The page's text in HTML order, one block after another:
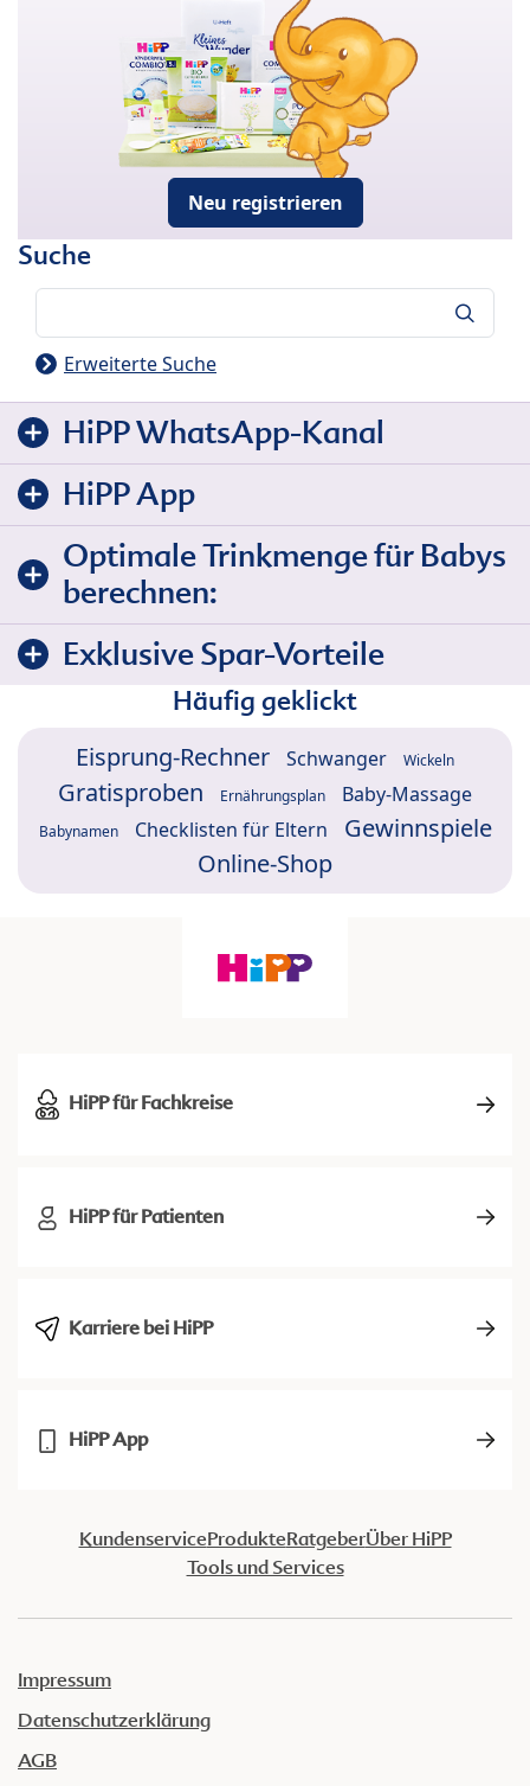
Neu registrieren
Suche
Erweiterte Suche
HiPP WhatsApp-Kanal
HiPP App
Optimale Trinkmenge für Babys
berechnen:
Exklusive Spar-Vorteile
Häufig geklickt
Eisprung-Rechner Schwanger Wickeln
Gratisproben Ernährungsplan Baby-Massage
Babynamen Checklisten für Eltern
Gewinnspiele
Online-Shop
HiPP für Fachkreise
HiPP für Patienten
Karriere bei HiPP
HiPP App
KundenserviceProdukteRatgeberÜber HiPP
Tools und Services
Impressum
Datenschutzerklärung
AGB